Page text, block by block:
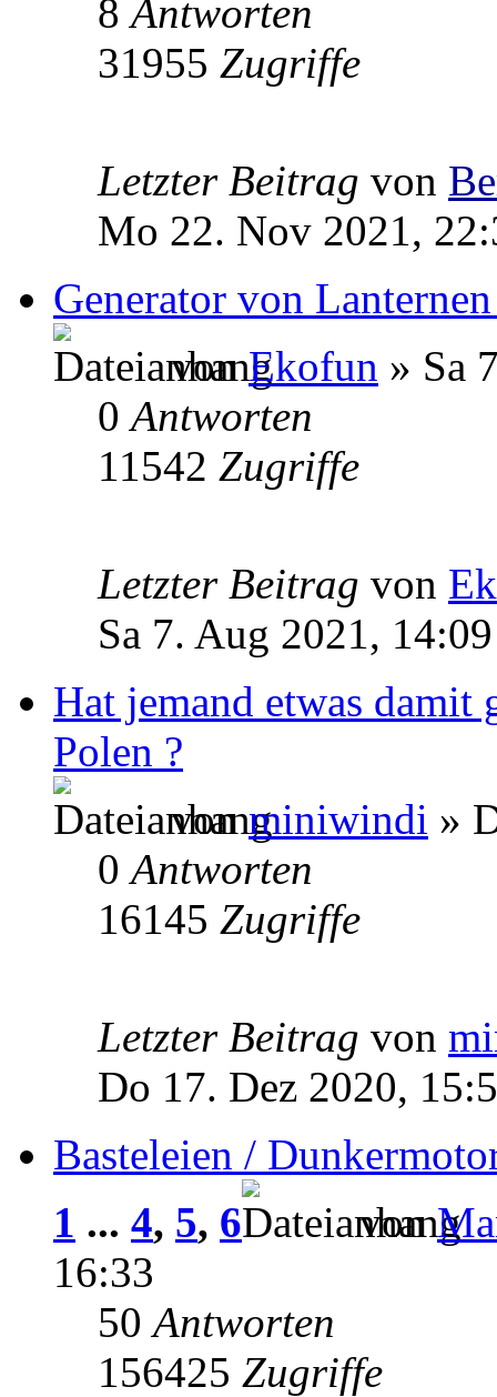
8Antworten
31955 Zugriffe
Letzter Beitrag von
Mo 22. Nov 2021,
Generator von
vonEkofun » Sa
0Antworten
11542 Zugriffe
Letzter Beitrag von
Sa 7. Aug 2021, 14:09
Hat jemand etwas
Polen ?
vonminiwindi »
0Antworten
16145 Zugriffe
Letzter Beitrag von
Do 17. Dez 2020,
Basteleien /
1 ... 4, 5, 6 von
16:33
50Antworten
156425 Zugriffe